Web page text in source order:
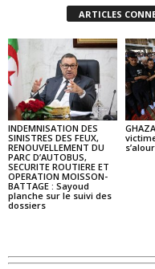
ARTICLES
INDEMNISATION DES
SINISTRES DES FEUX,
RENOUVELLEMENT DU
PARC D’AUTOBUS,
SECURITE ROUTIERE ET
OPERATION MOISSON-
BATTAGE : Sayoud
planche sur le suivi des
dossiers